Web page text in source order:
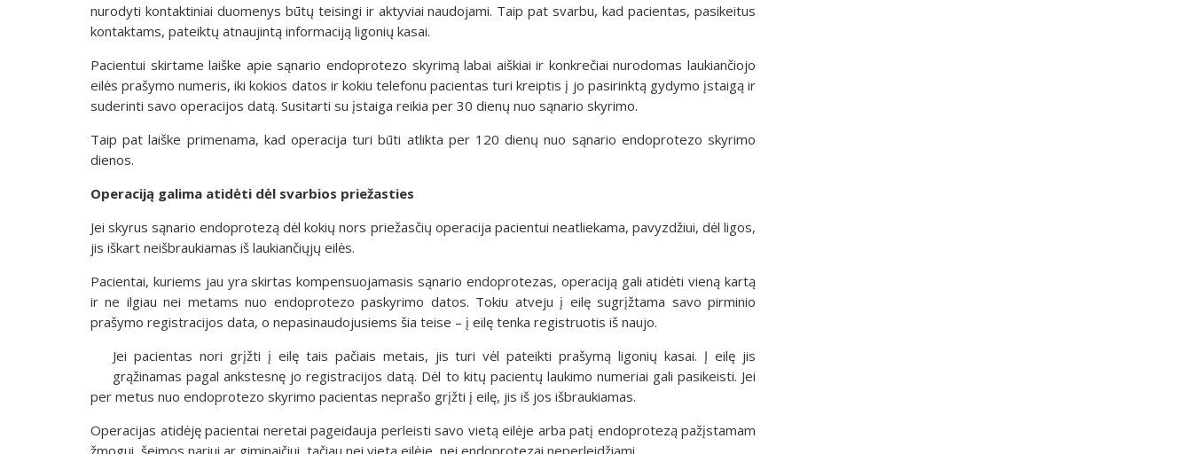
nurodyti kontaktiniai duomenys būtų teisingi ir aktyviai naudojami. Taip pat svarbu, kad pacientas, pasikeitus
kontaktams, pateiktų atnaujintą informaciją ligonių kasai.
Pacientui skirtame laiške apie sąnario endoprotezo skyrimą labai aiškiai ir konkrečiai nurodomas laukiančiojo
eilės prašymo numeris, iki kokios datos ir kokiu telefonu pacientas turi kreiptis į jo pasirinktą gydymo įstaigą ir
suderinti savo operacijos datą. Susitarti su įstaiga reikia per 30 dienų nuo sąnario skyrimo.
Taip pat laiške primenama, kad operacija turi būti atlikta per 120 dienų nuo sąnario endoprotezo skyrimo
dienos.
Operaciją galima atidėti dėl svarbios priežasties
Jei skyrus sąnario endoprotezą dėl kokių nors priežasčių operacija pacientui neatliekama, pavyzdžiui, dėl ligos,
jis iškart neišbraukiamas iš laukiančiųjų eilės.
Pacientai, kuriems jau yra skirtas kompensuojamasis sąnario endoprotezas, operaciją gali atidėti vieną kartą
ir ne ilgiau nei metams nuo endoprotezo paskyrimo datos. Tokiu atveju į eilę sugrįžtama savo pirminio
prašymo registracijos data, o nepasinaudojusiems šia teise – į eilę tenka registruotis iš naujo.
Jei pacientas nori grįžti į eilę tais pačiais metais, jis turi vėl pateikti prašymą ligonių kasai. Į eilę jis
grąžinamas pagal ankstesnę jo registracijos datą. Dėl to kitų pacientų laukimo numeriai gali pasikeisti. Jei
per metus nuo endoprotezo skyrimo pacientas neprašo grįžti į eilę, jis iš jos išbraukiamas.
Operacijas atidėję pacientai neretai pageidauja perleisti savo vietą eilėje arba patį endoprotezą pažįstamam
žmogui, šeimos nariui ar giminaičiui, tačiau nei vieta eilėje, nei endoprotezai neperleidžiami.